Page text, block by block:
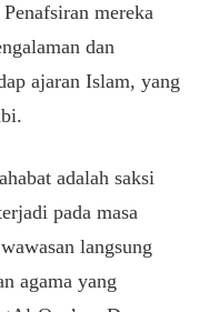
Penafsiran mereka
dan
ajaran Islam, yang
adalah saksi
pada masa
wawasan langsung
agama yang